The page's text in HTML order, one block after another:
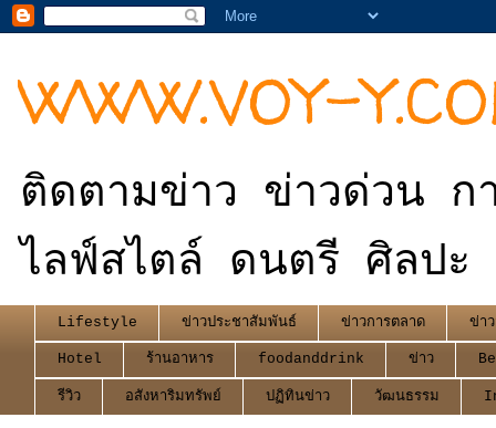
WWW.VOY-
ติดตามข่าว ข่าวด่วน ก
ไลฟ์สไตล์ ดนตรี ศิลปะ
Lifestyle ข่าวประชาสัมพันธ์ ข่าวการตลาด ข่า
Hotel ร้านอาหาร foodanddrink ข่าว
รีวิว อสังหาริมทรัพย์ ปฏิทินข่าว วัฒนธรรม